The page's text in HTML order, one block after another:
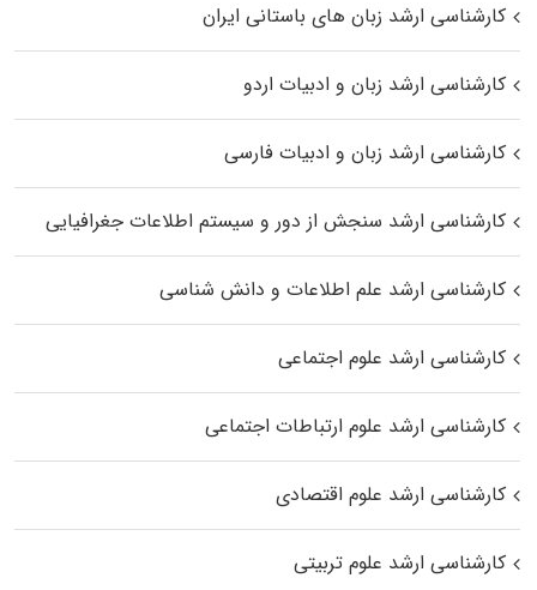
کارشناسی ارشد زبان‌ های باستانی ایران
کارشناسی ارشد زبان و ادبیات اردو
کارشناسی ارشد زبان و ادبیات فارسی
کارشناسی ارشد سنجش از دور و سیستم اطلاعات جغرافیایی
کارشناسی ارشد علم اطلاعات و دانش شناسی
کارشناسی ارشد علوم اجتماعی
کارشناسی ارشد علوم ارتباطات اجتماعی
کارشناسی ارشد علوم اقتصادی
کارشناسی ارشد علوم تربیتی